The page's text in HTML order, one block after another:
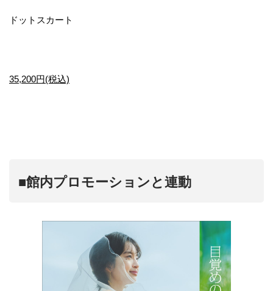
ドットスカート
35,200円(税込)
■館内プロモーションと連動